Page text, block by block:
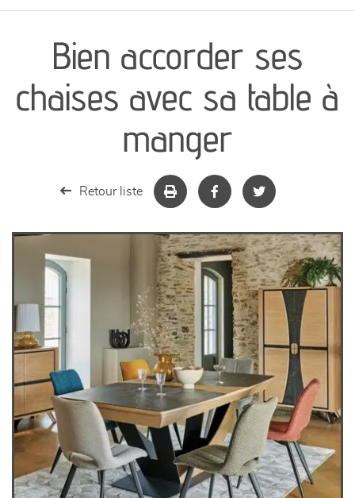
canapés et fauteuils
séjours
chambres et dressing
literie
décoration
Bien accorder ses
chaises avec sa table à
manger
Retour liste